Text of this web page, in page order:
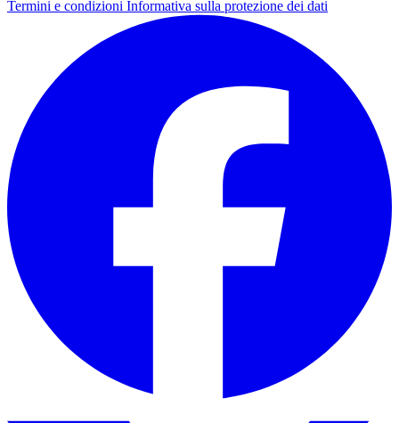
Termini e condizioni Informativa sulla protezione dei dati